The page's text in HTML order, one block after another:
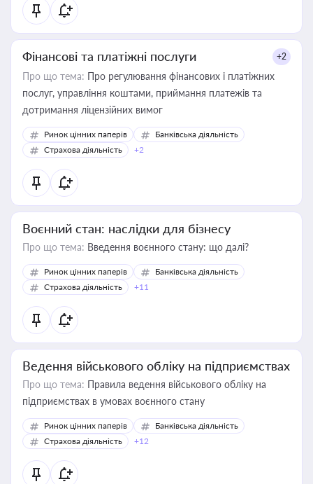
Фінансові та платіжні послуги +2
Про що тема: Про регулювання фінансових і платіжних
послуг, управління коштами, приймання платежів та
дотримання ліцензійних вимог
Ринок цінних паперів
Банківська діяльність
Страхова діяльність
+2
Воєнний стан: наслідки для бізнесу
Про що тема: Введення воєнного стану: що далі?
Ринок цінних паперів
Банківська діяльність
Страхова діяльність
+11
Ведення військового обліку на підприємствах
Про що тема: Правила ведення військового обліку на
підприємствах в умовах воєнного стану
Ринок цінних паперів
Банківська діяльність
Страхова діяльність
+12